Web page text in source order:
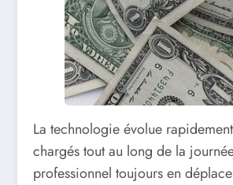
La technologie évolue
chargés tout au long de la
professionnel toujours en